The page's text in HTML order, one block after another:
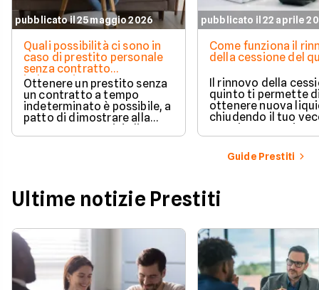
pubblicato il 25 maggio 2026
Quali possibilità ci sono in
caso di prestito personale
senza contratto
indeterminato
Ottenere un prestito senza
un contratto a tempo
indeterminato è possibile, a
patto di dimostrare alla
banca una capacità di
rimborso solida e costante.
adottare per aumentare le
tue possibilità di successo.
pubblicato il 22 aprile
Come funziona il
della cessione del
Il rinnovo della
quinto ti permette
ottenere nuova
chiudendo il tuo
prestito per aprirne
vantaggioso.
Guide Prestiti
Ultime notizie Prestiti